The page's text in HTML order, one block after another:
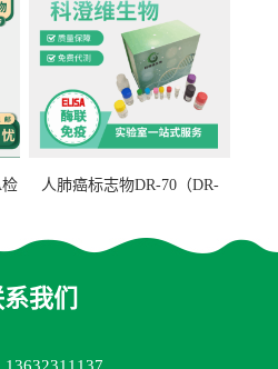
人肺癌标志物DR-70（DR-
我们
13632311137